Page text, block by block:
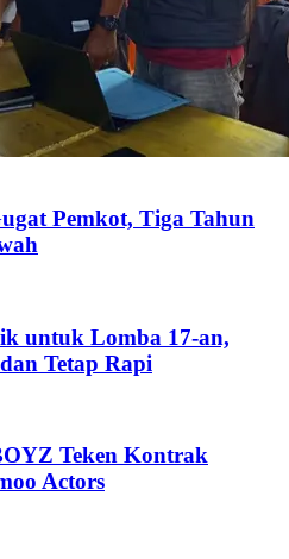
Pemkot, Tiga Tahun
untuk Lomba 17-an,
Tetap Rapi
Teken Kontrak
Actors